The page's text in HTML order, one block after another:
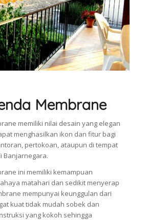
Membrane
memiliki nilai desain yang elegan
menghasilkan ikon dan fitur bagi
pertokoan, ataupun di tempat
Banjarnegara.
ini memiliki kemampuan
matahari dan sedikit menyerap
mempunyai keunggulan dari
kuat tidak mudah sobek dan
yang kokoh sehingga